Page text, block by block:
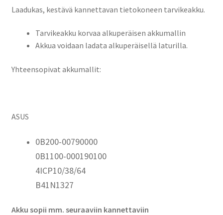
Asus
000190100,
Laadukas, kestävä kannettavan tietokoneen tarvikeakku.
Tarvikeakku korvaa alkuperäisen akkumallin
Akkua voidaan ladata alkuperäisellä laturilla.
Yhteensopivat akkumallit:
ASUS
0B200-00790000
0B1100-000190100
4ICP10/38/64
B41N1327
Akku sopii mm. seuraaviin kannettaviin